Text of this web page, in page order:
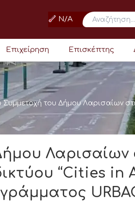
N/A
Επιχείρηση Επισκέπτης
Συμμετοχή του Δήμου Λαρισαίων
Λαρισαίων
“Cities in